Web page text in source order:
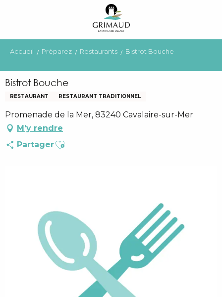
principal
Accueil Préparez Restaurants Bistrot Bouche
Bistrot Bouche
RESTAURANT RESTAURANT TRADITIONNEL
Promenade de la Mer, 83240 Cavalaire-sur-Mer
M'y rendre
PartagerAjouter aux favoris